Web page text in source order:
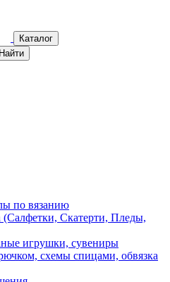
Каталог
Найти
по вязанию
(Салфетки, Скатерти, Пледы,
игрушки, сувениры
схемы спицами, обвязка